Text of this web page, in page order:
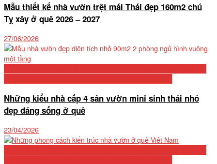
Mẫu thiết kế nhà vườn trệt mái Thái đẹp 160m2 chú
Tỵ xây ở quê 2026 – 2027
27/06/2026
Những kiểu nhà cấp 4 sân vườn mini sinh thái nhỏ
đẹp đáng sống ở quê
23/04/2026